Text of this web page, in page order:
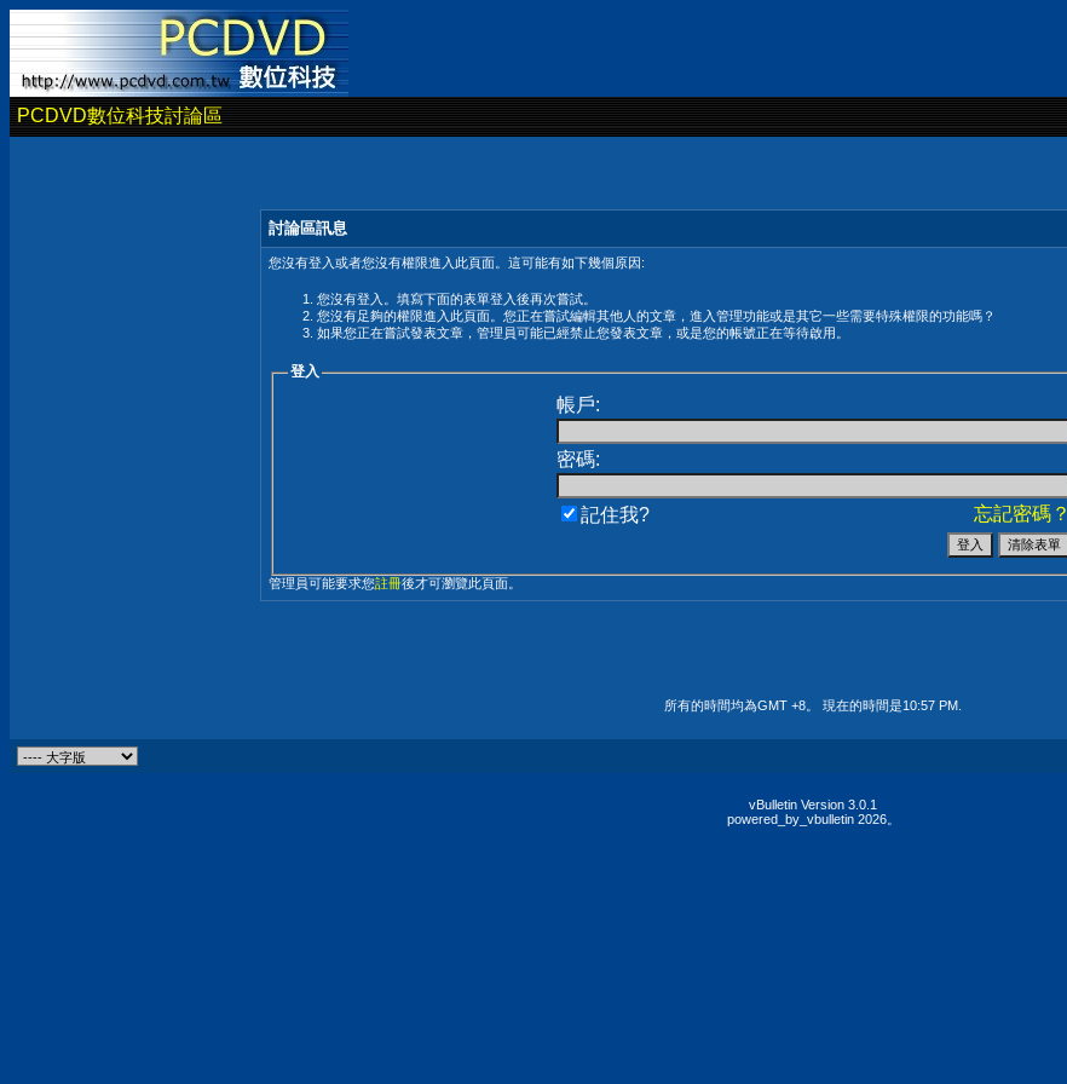
PCDVD數位科技討論區
討論區訊息
您沒有登入或者您沒有權限進入此頁面。這可能有如下幾個原因:
您沒有登入。填寫下面的表單登入後再次嘗試。
您沒有足夠的權限進入此頁面。您正在嘗試編輯其他人的文章，進入管理功能或是其它一些需要特殊權限的功能嗎？
如果您正在嘗試發表文章，管理員可能已經禁止您發表文章，或是您的帳號正在等待啟用。
登入
帳戶:
密碼:
忘記密碼？
記住我?
管理員可能要求您註冊後才可瀏覽此頁面。
所有的時間均為GMT +8。 現在的時間是10:57 PM
vBulletin Version 3.0.1
powered_by_vbulletin 2026。